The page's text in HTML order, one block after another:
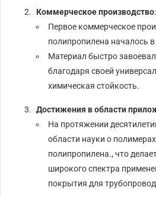
Коммерческое производство:
Первое коммерческое
полипропилена началось
Материал быстро
благодаря своей
химическая стойкость.
Достижения в области
На протяжении
области науки о
полипропилена., что
широкого спектра
покрытия для